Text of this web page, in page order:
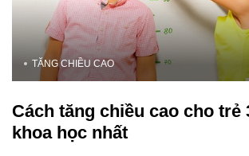
TĂNG CHIỀU CAO
Cách tăng chiều cao cho trẻ
khoa học nhất